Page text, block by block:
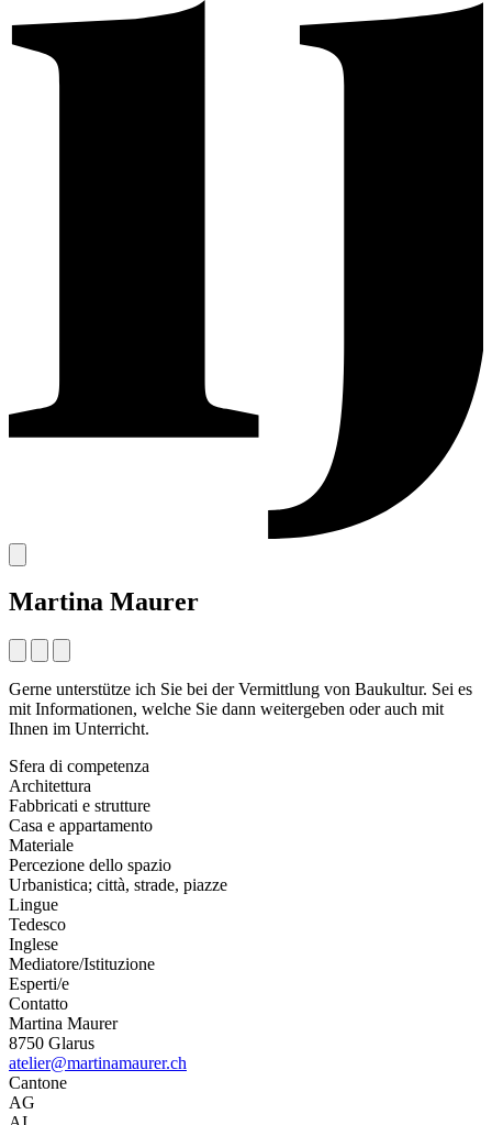
Martina Maurer
Gerne unterstütze ich Sie bei der Vermittlung von Baukultur. Sei es
mit Informationen, welche Sie dann weitergeben oder auch mit
Ihnen im Unterricht.
Sfera di competenza
Architettura
Fabbricati e strutture
Casa e appartamento
Materiale
Percezione dello spazio
Urbanistica; città, strade, piazze
Lingue
Tedesco
Inglese
Mediatore/Istituzione
Esperti/e
Contatto
Martina Maurer
8750 Glarus
atelier@martinamaurer.ch
Cantone
AG